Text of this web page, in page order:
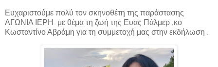
Ευχαριστούμε πολύ τον σκηνοθέτη της παράστασης
ΑΓΩΝΙΑ ΙΕΡΗ με θέμα τη ζωή της Ευας Πάλμερ ,κο
Κωσταντίνο Αβράμη για τη συμμετοχή μας στην εκδήλωση .